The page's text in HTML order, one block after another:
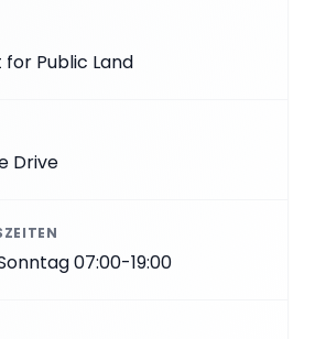
for Public Land
Drive
07:00-19:00